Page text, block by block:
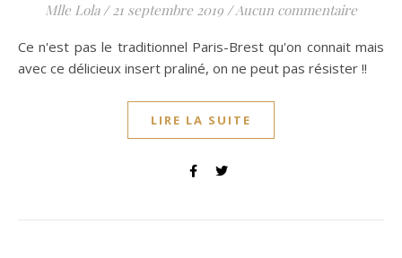
Mlle Lola / 21 septembre 2019 /Aucun commentaire
Ce n'est pas le traditionnel Paris-Brest qu'on connait mais
avec ce délicieux insert praliné, on ne peut pas résister !!
LIRE LA SUITE